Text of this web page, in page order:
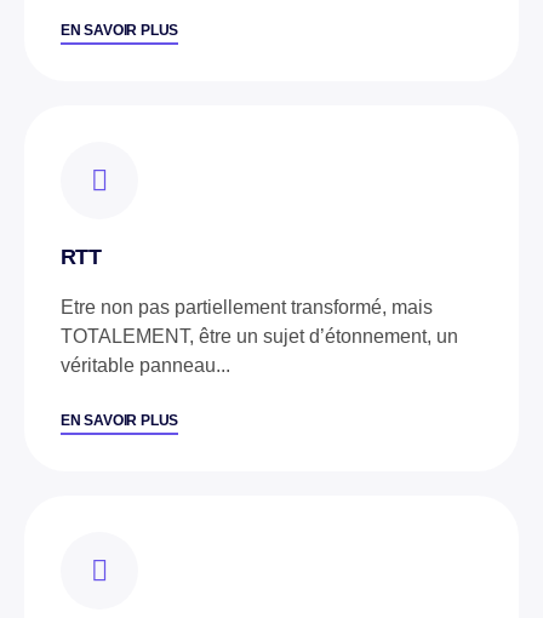
EN SAVOIR PLUS
RTT
Etre non pas partiellement transformé, mais
TOTALEMENT, être un sujet d’étonnement, un
véritable panneau...
EN SAVOIR PLUS